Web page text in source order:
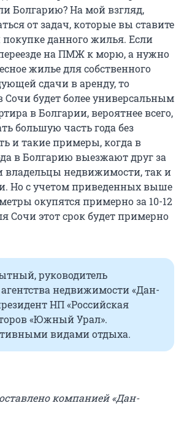
Болгарию? На мой взгляд,
от задач, которые вы ставите
покупке данного жилья. Если
на ПМЖ к морю, а нужно
жилье для собственного
сдачи в аренду, то
будет более универсальным
в Болгарии, вероятнее всего,
большую часть года без
и такие примеры, когда в
в Болгарию выезжают друг за
владельцы недвижимости, так и
Но с учетом приведенных выше
окупятся примерно за 10-12
Сочи этот срок будет примерно
руководитель
недвижимости «Дан-
НП «Российская
«Южный Урал».
видами отдыха.
компанией «Дан-